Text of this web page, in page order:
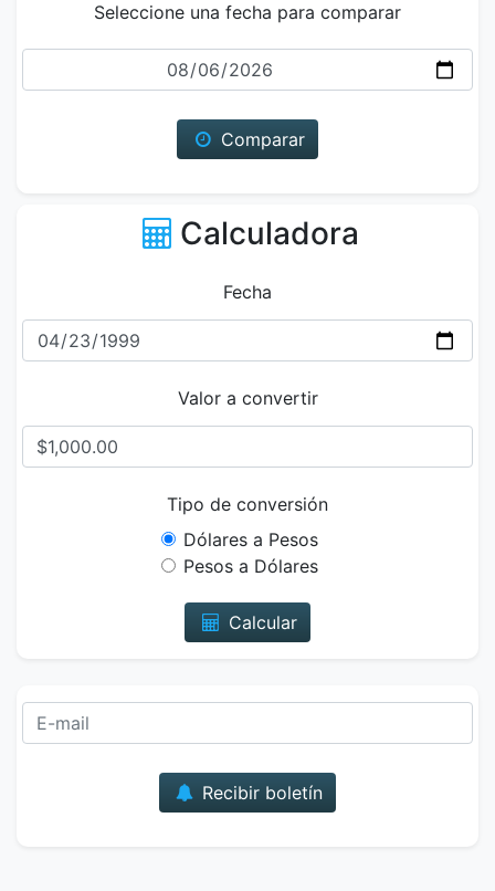
Seleccione una fecha para comparar
Fecha
Comparar
Calculadora
Fecha
Valor a convertir
Tipo de conversión
Dólares a Pesos
Pesos a Dólares
Calcular
Recibir boletín